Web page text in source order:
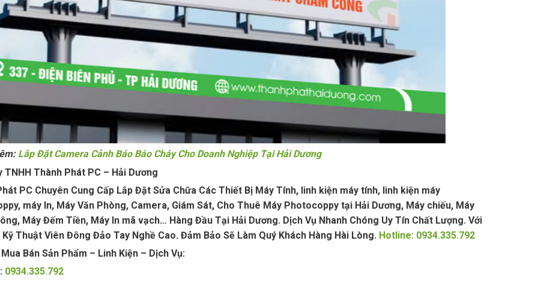
Lắp Đặt Camera Cảnh Báo Báo Cháy Cho Doanh Nghiệp Tại Hải Dương
TNHH Thành Phát PC – Hải Dương
PC Chuyên Cung Cấp Lắp Đặt Sửa Chữa Các Thiết Bị Máy Tính, linh kiện máy tính, linh kiện máy
máy In, Máy Văn Phòng, Camera, Giám Sát, Cho Thuê Máy Photocoppy tại Hải Dương, Máy chiếu, Máy
Máy Đếm Tiền, Máy In mã vạch… Hàng Đầu Tại Hải Dương. Dịch Vụ Nhanh Chóng Uy Tín Chất Lượng. Với
Thuật Viên Đông Đảo Tay Nghề Cao. Đảm Bảo Sẽ Làm Quý Khách Hàng Hài Lòng. Hotline: 0934.335.792
Bán Sản Phẩm – Linh Kiện – Dịch Vụ:
0934.335.792